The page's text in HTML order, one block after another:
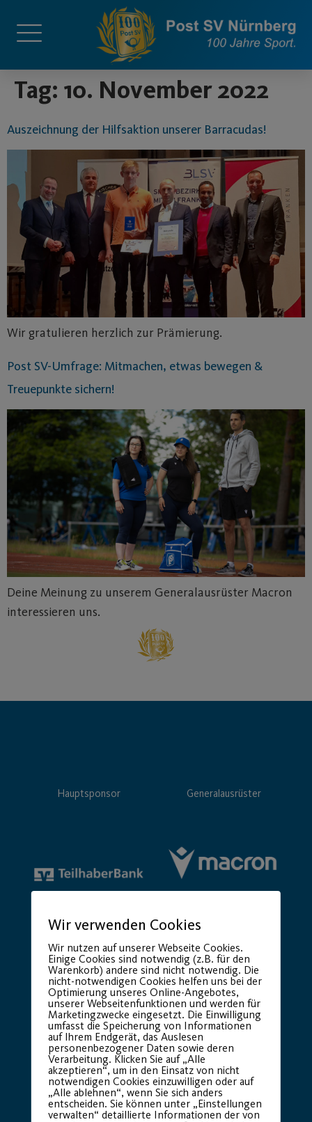
Tag: 10. November 2022
Auszeichnung der Hilfsaktion unserer Barracudas!
Wir gratulieren herzlich zur Prämierung.
Post SV-Umfrage: Mitmachen, etwas bewegen &
Treuepunkte sichern!
Deine Meinung zu unserem Generalausrüster Macron
interessieren uns.
Hauptsponsor Generalausrüster
Premium Partner:
Wir verwenden Cookies
Wir nutzen auf unserer Webseite Cookies.
Einige Cookies sind notwendig (z.B. für den
Warenkorb) andere sind nicht notwendig. Die
nicht-notwendigen Cookies helfen uns bei der
Optimierung unseres Online-Angebotes,
unserer Webseitenfunktionen und werden für
Marketingzwecke eingesetzt. Die Einwilligung
umfasst die Speicherung von Informationen
auf Ihrem Endgerät, das Auslesen
personenbezogener Daten sowie deren
Verarbeitung. Klicken Sie auf „Alle
akzeptieren“, um in den Einsatz von nicht
notwendigen Cookies einzuwilligen oder auf
„Alle ablehnen“, wenn Sie sich anders
entscheiden. Sie können unter „Einstellungen
verwalten“ detaillierte Informationen der von